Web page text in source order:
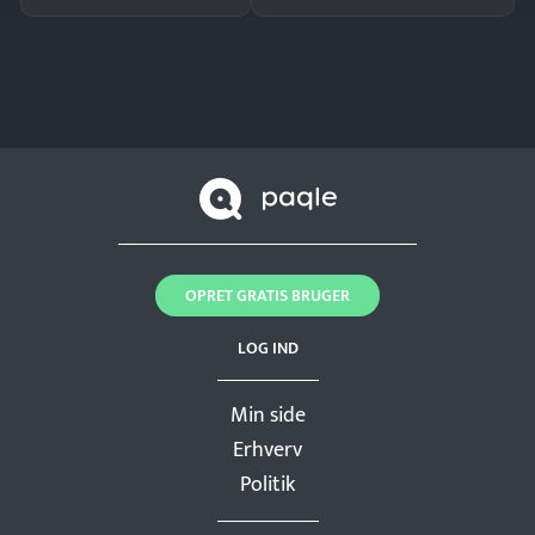
Min side
Erhverv
Politik
LOG IND
OPRET GRATIS BRUGER